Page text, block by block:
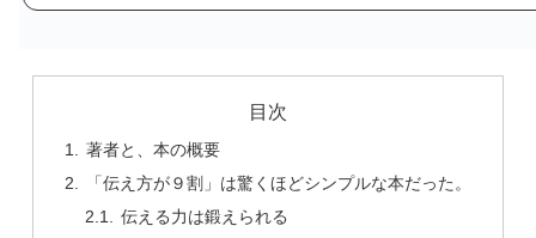
目次
著者と、本の概要
「伝え方が９割」は驚くほどシンプルな本だった。
伝える力は鍛えられる